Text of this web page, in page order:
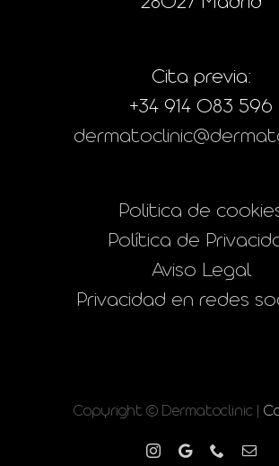
Cita previa:
+34 914 083 596
Politica de
Política de
Aviso Legal
Privacidad en redes
Copyright © Dermatoclinic |
Instagram
Google Phone